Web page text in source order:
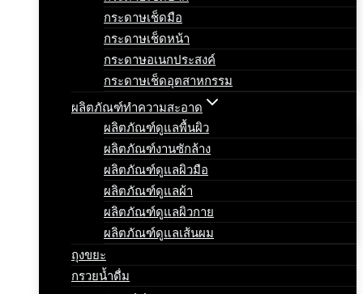
กระดาษเช็ดมือ
กระดาษเช็ดหน้า
กระดาษอเนกประสงค์
กระดาษเช็ดอุตสาหกรรม
ผลิตภัณฑ์ทำความสะอาด
ผลิตภัณฑ์ดูแลพื้นผิว
ผลิตภัณฑ์งานซักล้าง
ผลิตภัณฑ์ดูแลผิวมือ
ผลิตภัณฑ์ดูแลผ้า
ผลิตภัณฑ์ดูแลผิวกาย
ผลิตภัณฑ์ดูแลเส้นผม
ถุงขยะ
กรวยน้ำดื่ม